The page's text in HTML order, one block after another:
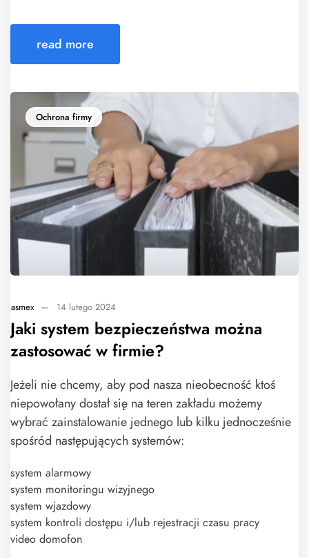
read more
Ochrona firmy
asmex — 14 lutego 2024
Jaki system bezpieczeństwa można
zastosować w firmie?
Jeżeli nie chcemy, aby pod nasza nieobecność ktoś
niepowołany dostał się na teren zakładu możemy
wybrać zainstalowanie jednego lub kilku jednocześnie
spośród następujących systemów:
system alarmowy
system monitoringu wizyjnego
system wjazdowy
system kontroli dostępu i/lub rejestracji czasu pracy
video domofon